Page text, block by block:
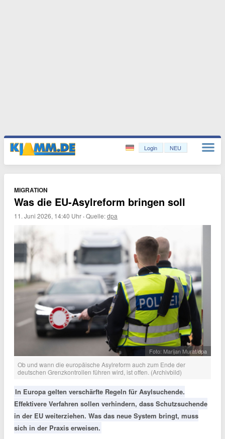
Login NEU
MIGRATION
Was die EU-Asylreform bringen soll
11. Juni 2026, 14:40 Uhr ·Quelle:dpa
Foto: Marijan Murat/dpa
Ob und wann die europäische Asylreform auch zum Ende der
deutschen Grenzkontrollen führen wird, ist offen. (Archivbild)
In Europa gelten verschärfte Regeln für Asylsuchende.
Effektivere Verfahren sollen verhindern, dass Schutzsuchende
in der EU weiterziehen. Was das neue System bringt, muss
sich in der Praxis erweisen.